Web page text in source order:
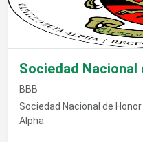
Sociedad
BBB
Sociedad Nacional de
Alpha